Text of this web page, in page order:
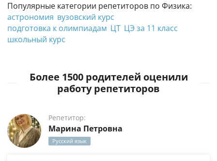
Популярные категории репетиторов по Физика:
астрономия вузовский курс
подготовка к олимпиадам ЦТ ЦЭ за 11 класс
школьный курс
Более 1500 родителей оценили
работу репетиторов
Репетитор:
Марина Петровна
Русский язык